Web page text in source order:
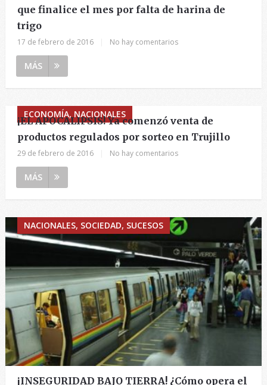
que finalice el mes por falta de harina de
trigo
17 de febrero de 2016 No hay comentarios
MÁS
ECONOMÍA, NACIONALES
¡EL APOCALIPSIS! Ya comenzó venta de
productos regulados por sorteo en Trujillo
29 de febrero de 2016 No hay comentarios
MÁS
NACIONALES, SOCIEDAD, SUCESOS
¡INSEGURIDAD BAJO TIERRA! ¿Cómo opera el